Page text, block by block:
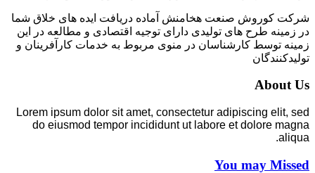
شرکت کوروش صنعت هخامنش آماده دریافت ایده های خلاق شما
در زمینه طرح های تولیدی دارای توجیه اقتصادی و مطالعه در این
زمینه توسط کارشناسان در منوی مربوط به خدمات کارآفرینان و
تولیدکنندگان
About Us
Lorem ipsum dolor sit amet, consectetur adipiscing elit, sed
do eiusmod tempor incididunt ut labore et dolore magna
aliqua.
You may Missed